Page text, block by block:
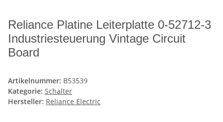
Reliance Platine Leiterplatte 0-52712-3
Industriesteuerung Vintage Circuit
Board
Artikelnummer: B53539
Kategorie: Schalter
Hersteller: Reliance Electric